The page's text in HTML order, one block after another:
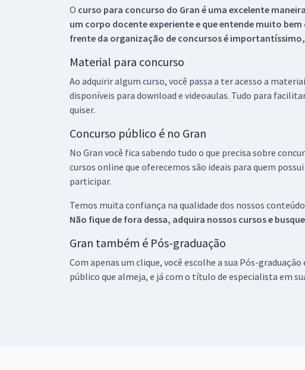
O curso para concurso do Gran é uma excelente
um corpo docente experiente e que entende muito
frente da organização de concursos é
Material para concurso
Ao adquirir algum curso, você passa a ter acesso a
disponíveis para download e videoaulas. Tudo para
quiser.
Concurso público é no Gran
No Gran você fica sabendo tudo o que precisa sobre
cursos online que oferecemos são ideais para quem
participar.
Temos muita confiança na qualidade dos nossos
Não fique de fora dessa, adquira nossos cursos e
Gran também é Pós-graduação
Com apenas um clique, você escolhe a sua Pós-
público que almeja, e já com o título de especialista em